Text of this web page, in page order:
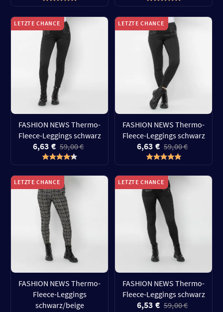
LETZTE CHANCE
FASHION NEWS Thermo-
Fleece-Leggings schwarz
6,63 € 59,00 €
LETZTE CHANCE
FASHION NEWS Thermo-
Fleece-Leggings schwarz
6,63 € 59,00 €
LETZTE CHANCE
FASHION NEWS Thermo-
Fleece-Leggings
schwarz/beige
LETZTE CHANCE
FASHION NEWS Thermo-
Fleece-Leggings schwarz
6,53 € 59,00 €